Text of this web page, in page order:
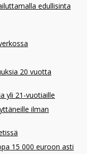
edullisinta
20 vuotta
yli 21-vuotiaille
ilman
15 000 euroon asti